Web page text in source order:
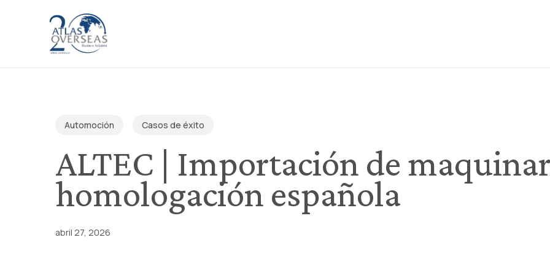
Automoción Casos de éxito
ALTEC | Importación de
homologación española
abril 27, 2026